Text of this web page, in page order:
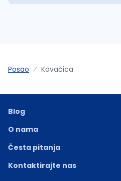
Posao Kovačica
Blog
O nama
Česta pitanja
Kontaktirajte nas